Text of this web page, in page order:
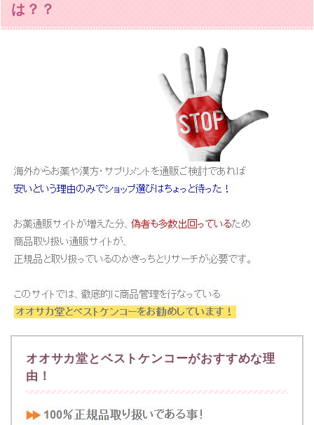
は？？
オオサカ堂とベストケンコーがおすすめな理
由！